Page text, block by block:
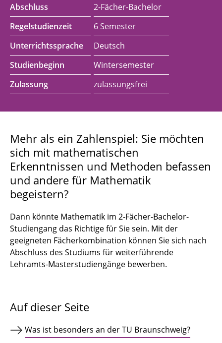
Abschluss
2-Fächer-Bachelor
Regelstudienzeit
6 Semester
Unterrichtssprache
Deutsch
Studienbeginn
Wintersemester
Zulassung
zulassungsfrei
Mehr als ein Zahlenspiel: Sie möchten
sich mit mathematischen
Erkenntnissen und Methoden befassen
und andere für Mathematik
begeistern?
Dann könnte Mathematik im 2-Fächer-Bachelor-
Studiengang das Richtige für Sie sein. Mit der
geeigneten Fächerkombination können Sie sich nach
Abschluss des Studiums für weiterführende
Lehramts-Masterstudiengänge bewerben.
Auf dieser Seite
Was ist besonders an der TU Braunschweig?